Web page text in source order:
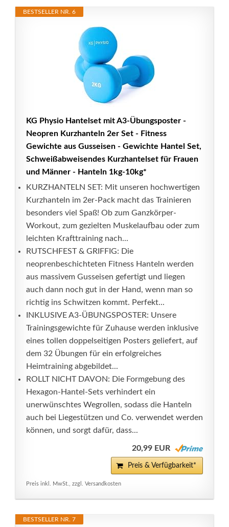
BESTSELLER NR. 6
KG Physio Hantelset mit A3-Übungsposter -
Neopren Kurzhanteln 2er Set - Fitness
Gewichte aus Gusseisen - Gewichte Hantel Set,
Schweißabweisendes Kurzhantelset für Frauen
und Männer - Hanteln 1kg-10kg*
KURZHANTELN SET: Mit unseren hochwertigen
Kurzhanteln im 2er-Pack macht das Trainieren
besonders viel Spaß! Ob zum Ganzkörper-
Workout, zum gezielten Muskelaufbau oder zum
leichten Krafttraining nach...
RUTSCHFEST & GRIFFIG: Die
neoprenbeschichteten Fitness Hanteln werden
aus massivem Gusseisen gefertigt und liegen
auch dann noch gut in der Hand, wenn man so
richtig ins Schwitzen kommt. Perfekt...
INKLUSIVE A3-ÜBUNGSPOSTER: Unsere
Trainingsgewichte für Zuhause werden inklusive
eines tollen doppelseitigen Posters geliefert, auf
dem 32 Übungen für ein erfolgreiches
Heimtraining abgebildet...
ROLLT NICHT DAVON: Die Formgebung des
Hexagon-Hantel-Sets verhindert ein
unerwünschtes Wegrollen, sodass die Hanteln
auch bei Liegestützen und Co. verwendet werden
können, und sorgt dafür, dass...
20,99 EUR
Preis & Verfügbarkeit*
Preis inkl. MwSt., zzgl. Versandkosten
BESTSELLER NR. 7